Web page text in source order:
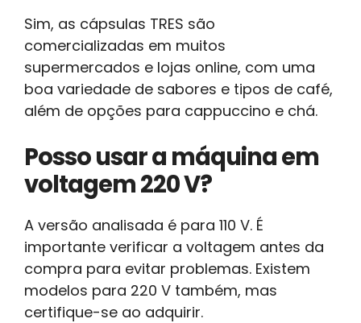
Sim, as cápsulas TRES são
comercializadas em muitos
supermercados e lojas online, com uma
boa variedade de sabores e tipos de café,
além de opções para cappuccino e chá.
Posso usar a máquina em
voltagem 220 V?
A versão analisada é para 110 V. É
importante verificar a voltagem antes da
compra para evitar problemas. Existem
modelos para 220 V também, mas
certifique-se ao adquirir.